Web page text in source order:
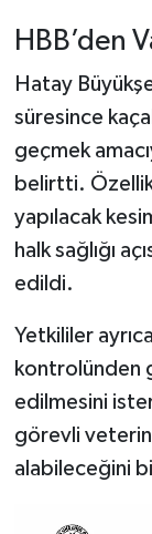
HBB’den
Hatay
süresince
geçmek
belirtti.
yapılacak
halk sağlığı
edildi.
Yetkililer
kontrolünden
edilmesini
görevli
alabileceğini